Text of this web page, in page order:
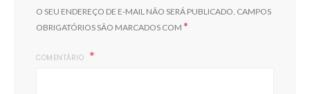
O SEU ENDEREÇO DE E-MAIL NÃO SERÁ PUBLICADO. CAMPOS
OBRIGATÓRIOS SÃO MARCADOS COM *
COMENTÁRIO